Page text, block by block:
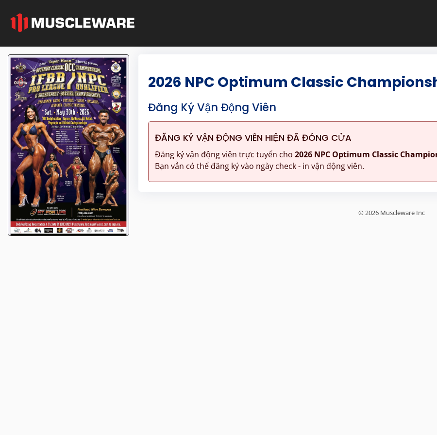
2026 NPC Optimum Classic
Đăng Ký Vận Động Viên
ĐĂNG KÝ VẬN ĐỘNG VIÊN HIỆN ĐÃ ĐÓNG CỬA
Đăng ký vận động viên trực tuyến cho 2026 NPC Optimum Classic
Bạn vẫn có thể đăng ký vào ngày check - in vận động viên.
© 2026 Muscleware Inc